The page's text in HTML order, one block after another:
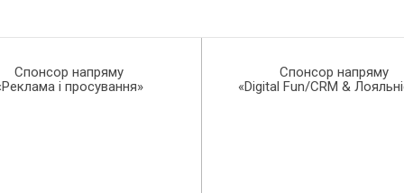
Спонсор напряму
і просування»
Спонсор напряму
«Digital Fun/CRM &